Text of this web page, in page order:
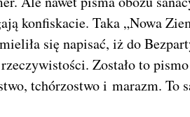
konfiskacie. Taka „Nowa
się napisać, iż do
Zostało to
tchórzostwo i marazm. To